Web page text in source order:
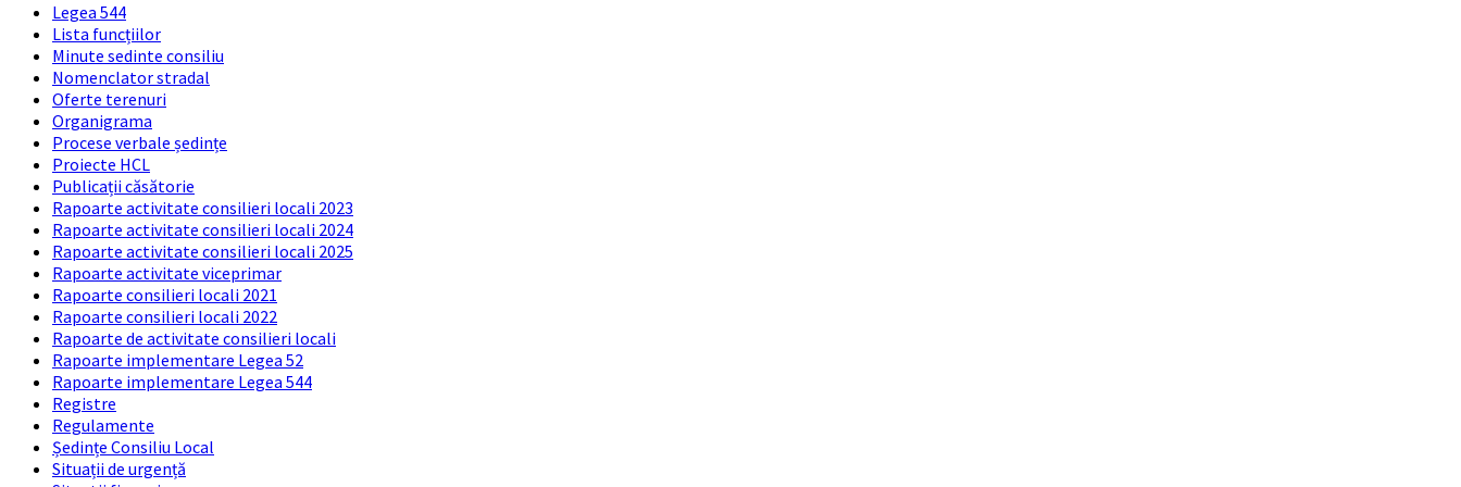
Legea 544
Lista funcțiilor
Minute sedinte consiliu
Nomenclator stradal
Oferte terenuri
Organigrama
Procese verbale ședințe
Proiecte HCL
Publicații căsătorie
Rapoarte activitate consilieri locali 2023
Rapoarte activitate consilieri locali 2024
Rapoarte activitate consilieri locali 2025
Rapoarte activitate viceprimar
Rapoarte consilieri locali 2021
Rapoarte consilieri locali 2022
Rapoarte de activitate consilieri locali
Rapoarte implementare Legea 52
Rapoarte implementare Legea 544
Registre
Regulamente
Ședințe Consiliu Local
Situații de urgență